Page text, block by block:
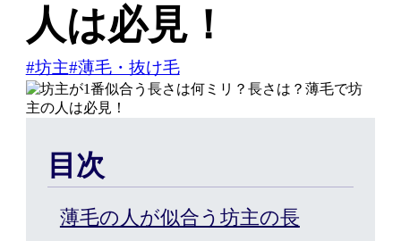
はじめての方へ
製品・サービスから探す
人は必見！
#坊主#薄毛・抜け毛
目次
薄毛の人が似合う坊主の長